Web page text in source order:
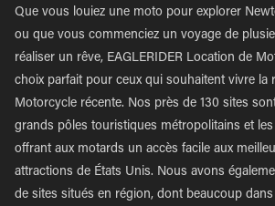
Que vous louiez une moto pour explorer
ou que vous commenciez un voyage de
réaliser un rêve, EAGLERIDER Location de
choix parfait pour ceux qui souhaitent vivre la
Motorcycle récente. Nos près de 130 sites
grands pôles touristiques métropolitains et
offrant aux motards un accès facile aux
attractions de États Unis. Nous avons
de sites situés en région, dont beaucoup